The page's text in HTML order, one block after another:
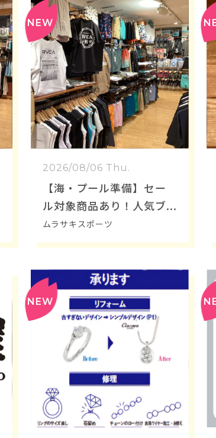
2026/08/06 Thu.
【海・プール準備】セー
ル対象商品あり！人気ブ
ランドの水着・ボードシ
ョーツ＆マリングッズ充
ムラサキスポーツ